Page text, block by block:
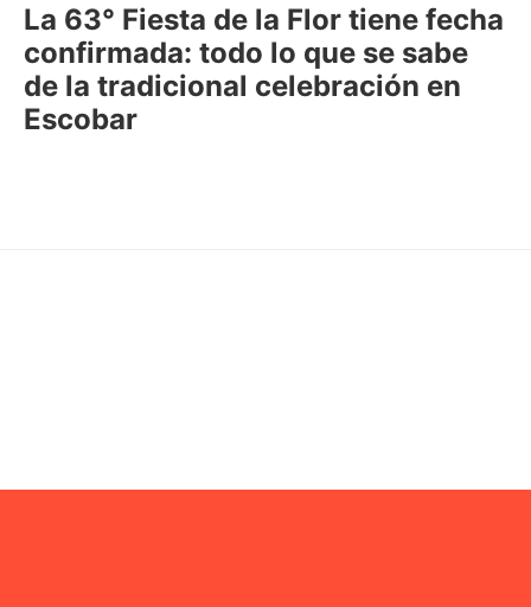
La 63° Fiesta de la Flor tiene fecha
confirmada: todo lo que se sabe
de la tradicional celebración en
Escobar